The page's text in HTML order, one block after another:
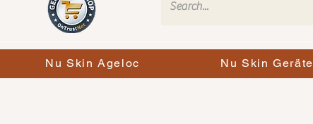
Nu Skin Ageloc Nu Skin Geräte